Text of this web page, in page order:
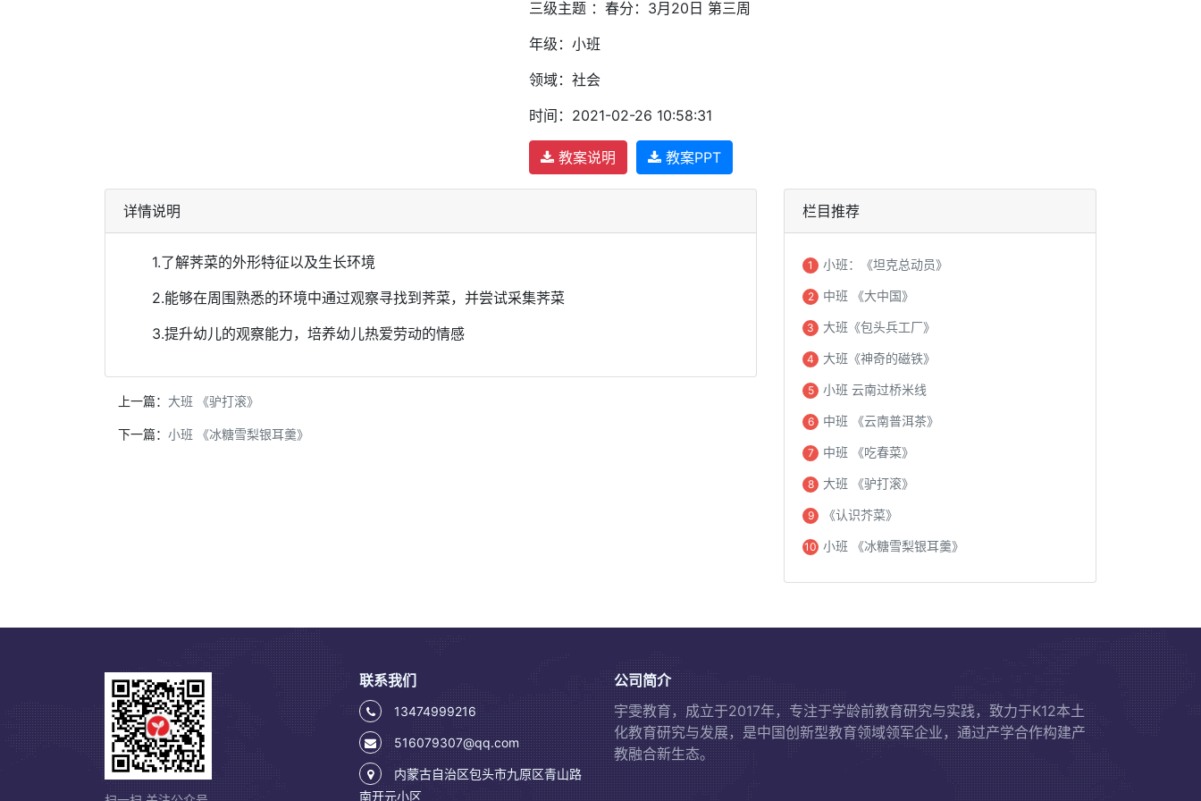
三级主题 ：春分：3月20日 第三周
年级：小班
领域：社会
时间：2021-02-26 10:58:31
教案说明 教案PPT
详情说明
1.了解荠菜的外形特征以及生长环境
2.能够在周围熟悉的环境中通过观察寻找到荠菜，并尝试采集荠菜
3.提升幼儿的观察能力，培养幼儿热爱劳动的情感
上一篇： 大班 《驴打滚》
下一篇： 小班 《冰糖雪梨银耳羹》
栏目推荐
1 小班：《坦克总动员》
2 中班 《大中国》
3 大班《包头兵工厂》
4 大班《神奇的磁铁》
5 小班 云南过桥米线
6 中班 《云南普洱茶》
7 中班 《吃春菜》
8 大班 《驴打滚》
9 《认识芥菜》
10 小班 《冰糖雪梨银耳羹》
联系我们
13474999216
516079307@qq.com
内蒙古自治区包头市九原区青山路
南开元小区
公司简介
宇雯教育，成立于2017年，专注于学龄前教育研究与实践，致力于K12本土
化教育研究与发展，是中国创新型教育领域领军企业，通过产学合作构建产
教融合新生态。